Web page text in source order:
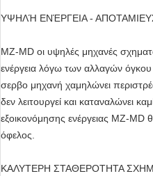
ΥΨΗΛΉ ΕΝΈΡΓΕΙΑ -
MZ-MD οι υψηλές μηχανές
ενέργεια λόγω των αλλαγών
σερβο μηχανή χαμηλώνει
δεν λειτουργεί και καταναλώνει
εξοικονόμησης ενέργειας MZ-MD
όφελος.
ΚΑΛΥΤΕΡΗ ΣΤΑΘΕΡΟΤΗΤΑ